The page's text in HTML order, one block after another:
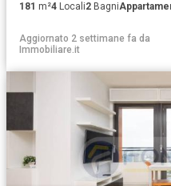
181 m²4 Locali2 Bagni
Aggiornato 2 settimane fa da
Immobiliare.it